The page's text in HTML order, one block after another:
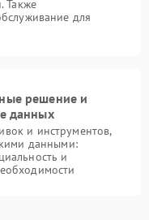
Также
для
решение и
данных
и инструментов,
данными:
и